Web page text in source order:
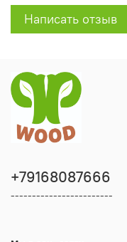
Написать отзыв
+79168087666
------------------------